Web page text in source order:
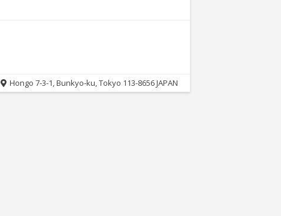
Hongo 7-3-1, Bunkyo-ku, Tokyo 113-8656 JAPAN